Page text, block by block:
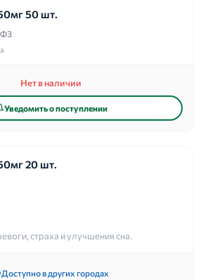
50 шт.
Нет в наличии
Уведомить о поступлении
20 шт.
страха и улучшения сна.
Доступно в других городах